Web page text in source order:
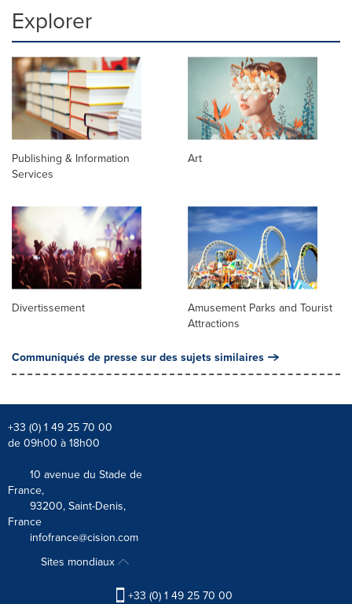
Explorer
Publishing & Information
Services
Art
Divertissement
Amusement Parks and Tourist
Attractions
Communiqués de presse sur des sujets similaires
+33 (0) 1 49 25 70 00
de 09h00 à 18h00
10 avenue du Stade de
France,
93200, Saint-Denis,
France
infofrance@cision.com
Sites mondiaux
+33 (0) 1 49 25 70 00